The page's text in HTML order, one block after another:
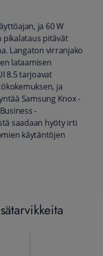
ja 60 W
pikalataus pitävät
Langaton virranjako
lataamisen
8.5 tarjoavat
ja
Samsung Knox -
-
saadaan hyöty irti
käytäntöjen